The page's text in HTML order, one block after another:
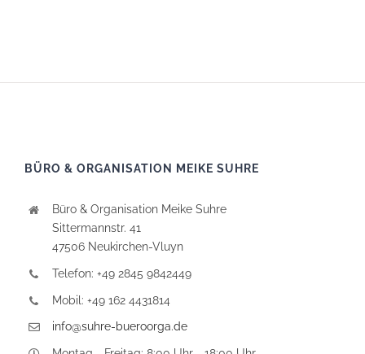
BÜRO & ORGANISATION MEIKE SUHRE
Büro & Organisation Meike Suhre
Sittermannstr. 41
47506 Neukirchen-Vluyn
Telefon: +49 2845 9842449
Mobil: +49 162 4431814
info@suhre-bueroorga.de